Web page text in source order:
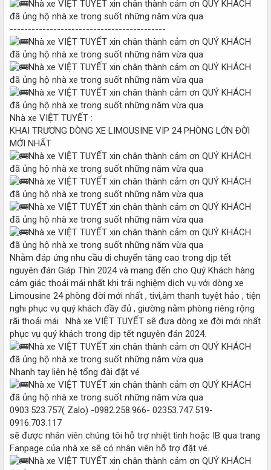
-------------------------------------------
Nhà xe VIỆT TUYẾT :
KHAI TRƯƠNG DÒNG XE LIMOUSINE VIP 24 PHÒNG LỚN ĐỜI
MỚI NHẤT
Nhằm đáp ứng nhu cầu di chuyển tăng cao trong dịp tết
nguyên đán Giáp Thìn 2024 và mang đến cho Quý Khách hàng
cảm giác thoải mái nhất khi trải nghiệm dịch vụ với dòng xe
Limousine 24 phòng đời mới nhất , tivi,âm thanh tuyệt hảo , tiện
nghi phục vụ quý khách đầy đủ , giường nằm phòng riêng rộng
rãi thoải mái . Nhà xe VIỆT TUYẾT sẽ đưa dòng xe đời mới nhất
phục vụ quý khách trong dịp tết nguyên đán 2024.
Nhanh tay liên hệ tổng đài đặt vé
0903.523.757( Zalo) -0982.258.966- 02353.747.519-
0916.703.117
sẽ được nhân viên chúng tôi hỗ trợ nhiệt tình hoặc IB qua trang
Fanpage của nhà xe sẽ có nhân viên hỗ trợ đặt vé.